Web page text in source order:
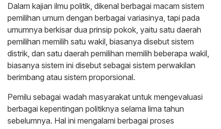
Dalam kajian ilmu politik, dikenal berbagai macam sistem
pemilihan umum dengan berbagai variasinya, tapi pada
umumnya berkisar dua prinsip pokok, yaitu satu daerah
pemilihan memilih satu wakil, biasanya disebut sistem
distrik, dan satu daerah pemilihan memilih beberapa wakil,
biasanya sistem ini disebut sebagai sistem perwakilan
berimbang atau sistem proporsional.
Pemilu sebagai wadah masyarakat untuk mengevaluasi
berbagai kepentingan politiknya selama lima tahun
sebelumnya. Hal ini mengalami berbagai proses